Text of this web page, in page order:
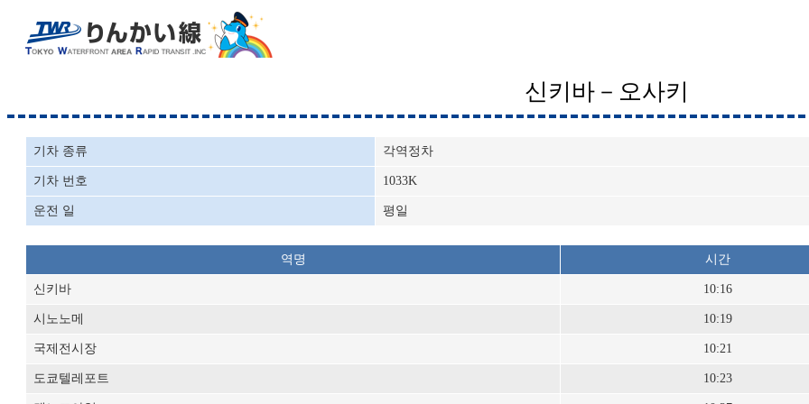
신키바－오사키
기차 종류 각역정차
기차 번호 1033K
운전 일 평일
역명 시간
신키바 10:16
시노노메 10:19
국제전시장 10:21
도쿄텔레포트 10:23